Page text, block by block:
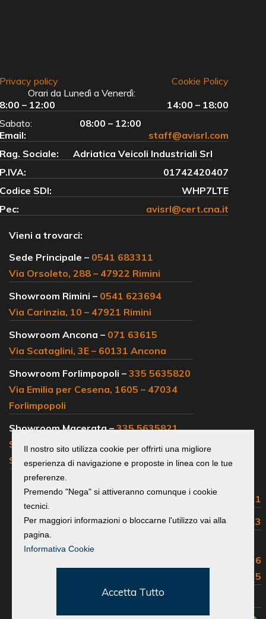
Privacy policy
Cookie Policy
Orari da Lunedì a Venerdì:
8:00 – 12:00
14:00 – 18:00
Sabato: 08:00 – 12:00
Email:
staff@avisrl.com
Rag. Sociale: Adriatica Veicoli Industriali Srl
P.IVA:
01742420407
Codice SDI:
WHP7LTE
Pec:
avisrl@cert.cna.it
Vieni a trovarci:
Sede Principale – 0541 683311
Via Orsoleto, 288 – 47922 Rimini
Showroom Rimini – 0541 623694
Via Carinzia, 10 – 47921 Rimini
Showroom Ancona – 071 63615
Via Scataglini, 3E – 60131 Ancona
Showroom Forlimpopoli – 335 5635820
Via Emilia per Cesena, 1605 – 47034
Forlimpopoli
Showroom Macerata –335 5635821
SS 77, km 102 – 62019 Loc.
Sambucheto Recanati
Centralino e
uffici commerciali:
0541 683311
Assistenza Volvo:
0541 683313
Assistenza Isuzu, Maxus,
0541 683316
0541 683315
Il nostro sito utilizza cookie per offrirti una migliore
esperienza di navigazione e proposte in linea con le tue
preferenze.
Premendo "Nega" si attiveranno comunque i cookie
tecnici.
Per maggiori informazioni o bloccarne l'utilizzo vai alla
pagina.
Informativa Cookie
Accetta Tutto